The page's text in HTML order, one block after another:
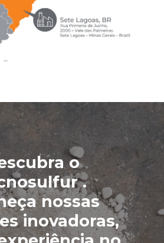
o
.
nossas
inovadoras,